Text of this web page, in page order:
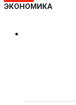
ЭКОНОМИКА